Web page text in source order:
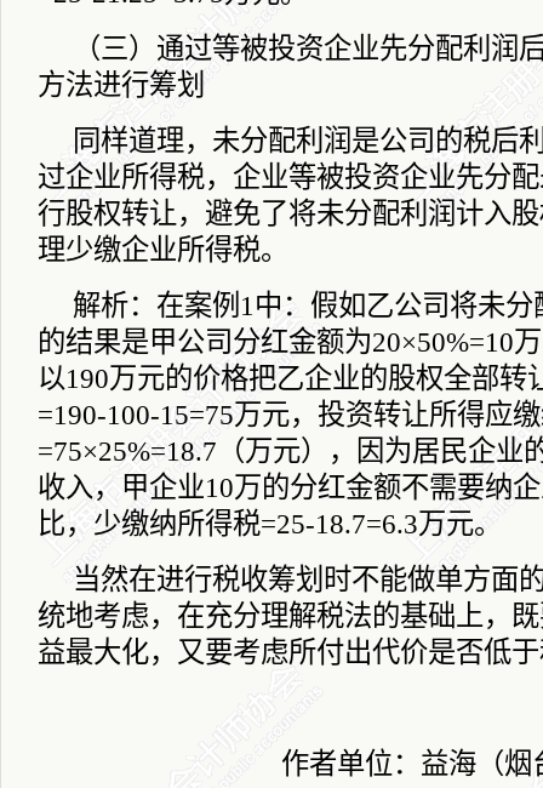
（三）通过等被投资企业先分配利润
方法进行筹划
同样道理，未分配利润是公司的税后
过企业所得税，企业等被投资企业先分
行股权转让，避免了将未分配利润计入
理少缴企业所得税。
解析：在案例 1 中：假如乙公司将未分
的结果是甲公司分红金额为20×50%=10
以190万元的价格把乙企业的股权全部转
=190-100-15=75万元，投资转让所得应
=75×25%=18.7 （万元），因为居民企业
收入，甲企业10万的分红金额不需要纳
比，少缴纳所得税=25-18.7=6.3万元。
当然在进行税收筹划时不能做单方面
统地考虑，在充分理解税法的基础上，
益最大化，又要考虑所付出代价是否
作者单位：益海（烟